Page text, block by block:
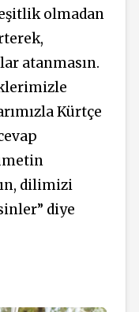
olmadan
atanmasın.
Kürtçe
dilimizi
diye